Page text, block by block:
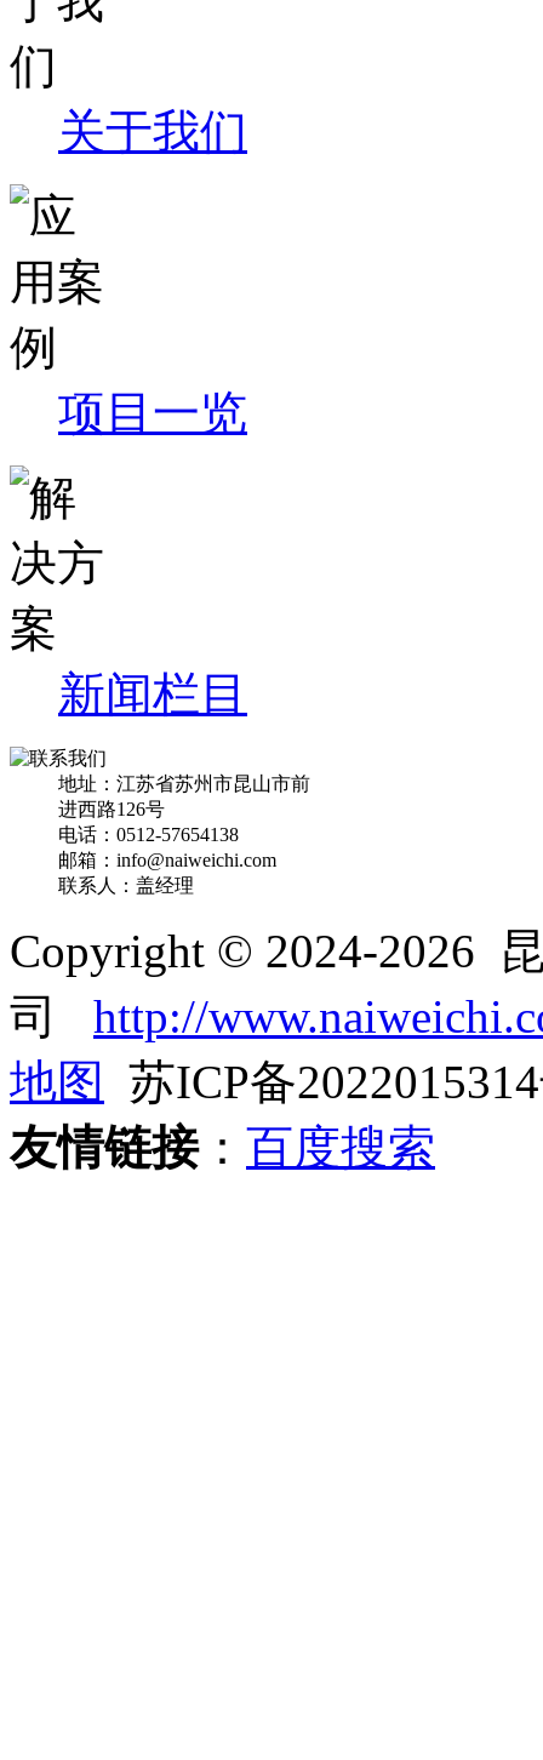
关于我们
项目一览
新闻栏目
地址：江苏省苏州市昆山市前
进西路126号
电话：0512-57654138
邮箱：info@naiweichi.com
联系人：盖经理
Copyright © 2024-2026
司 http://
地图
苏ICP备
友情链接： 百度搜索